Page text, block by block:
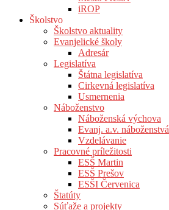
iROP
Školstvo
Školstvo aktuality
Evanjelické školy
Adresár
Legislatíva
Štátna legislatíva
Cirkevná legislatíva
Usmernenia
Náboženstvo
Náboženská výchova
Evanj. a.v. náboženstvá
Vzdelávanie
Pracovné príležitosti
ESŠ Martin
ESŠ Prešov
ESŠI Červenica
Štatúty
Súťaže a projekty